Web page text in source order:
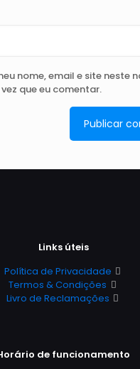
nome, email e site neste
que eu comentar.
Links úteis
Política de Privacidade
Termos & Condições
Livro de Reclamações
de funcionamento